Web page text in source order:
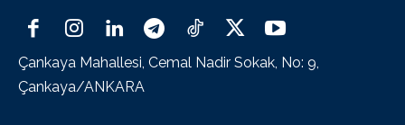
Çankaya Mahallesi, Cemal Nadir Sokak, No: 9,
Çankaya/ANKARA